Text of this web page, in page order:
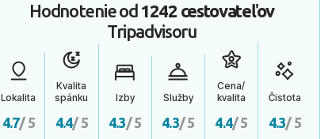
Hodnotenie od 1242 cestovateľov
Tripadvisoru
Lokalita
4.7/ 5
Kvalita
spánku
4.4/ 5
Izby
4.3/ 5
Služby
4.3/ 5
Cena/
kvalita
4.4/ 5
Čistota
4.3/ 5